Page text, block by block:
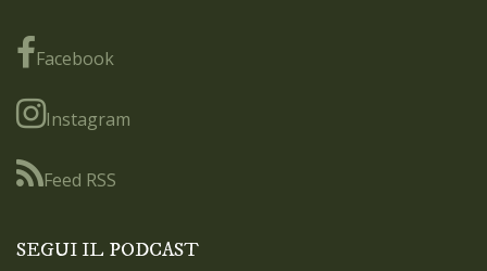
Facebook
Instagram
Feed RSS
SEGUI IL PODCAST